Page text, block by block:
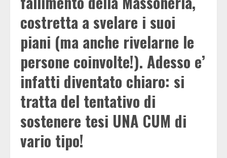
costretta a svelare i suoi
piani (ma anche rivelarne le
persone coinvolte!). Adesso e’
infatti diventato chiaro: si
tratta del tentativo di
sostenere tesi UNA CUM di
vario tipo!